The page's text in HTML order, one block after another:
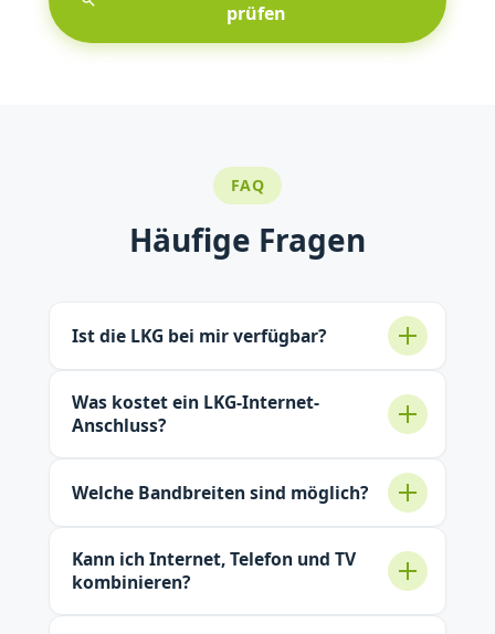
prüfen
FAQ
Häufige Fragen
Ist die LKG bei mir verfügbar?
Was kostet ein LKG-Internet-
Anschluss?
Welche Bandbreiten sind möglich?
Kann ich Internet, Telefon und TV
kombinieren?